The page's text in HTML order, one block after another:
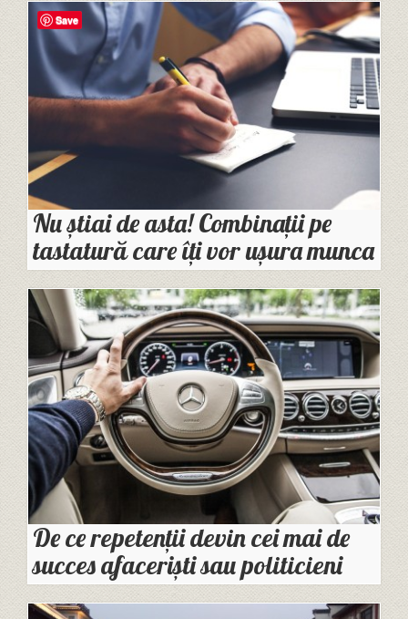
Nu știai de asta! Combinații pe
tastatură care îți vor ușura munca
De ce repetenții devin cei mai de
succes afaceriști sau politicieni
Save